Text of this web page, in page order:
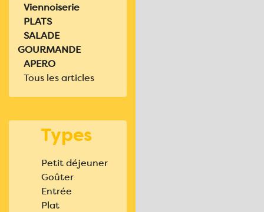
Viennoiserie
PLATS
SALADE
GOURMANDE
APERO
Tous les articles
Types
Petit déjeuner
Goûter
Entrée
Plat